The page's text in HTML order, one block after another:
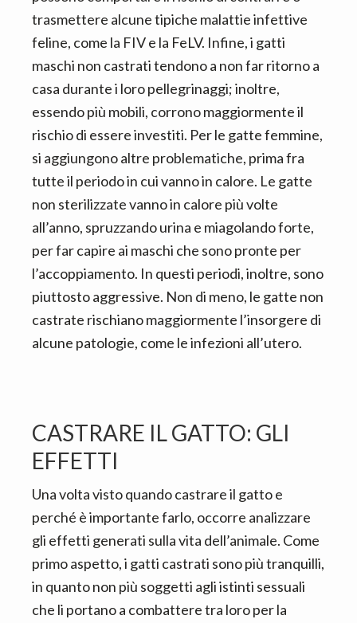
trasmettere alcune tipiche malattie infettive
feline, come la FIV e la FeLV. Infine, i gatti
maschi non castrati tendono a non far ritorno a
casa durante i loro pellegrinaggi; inoltre,
essendo più mobili, corrono maggiormente il
rischio di essere investiti. Per le gatte femmine,
si aggiungono altre problematiche, prima fra
tutte il periodo in cui vanno in calore. Le gatte
non sterilizzate vanno in calore più volte
all’anno, spruzzando urina e miagolando forte,
per far capire ai maschi che sono pronte per
l’accoppiamento. In questi periodi, inoltre, sono
piuttosto aggressive. Non di meno, le gatte non
castrate rischiano maggiormente l’insorgere di
alcune patologie, come le infezioni all’utero.
CASTRARE IL GATTO: GLI
EFFETTI
Una volta visto quando castrare il gatto e
perché è importante farlo, occorre analizzare
gli effetti generati sulla vita dell’animale. Come
primo aspetto, i gatti castrati sono più tranquilli,
in quanto non più soggetti agli istinti sessuali
che li portano a combattere tra loro per la